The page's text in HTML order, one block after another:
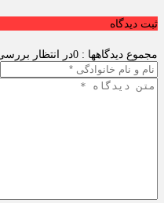
ثبت دیدگاه
مجموع دیدگاهها : 0 در انتظار بررسی